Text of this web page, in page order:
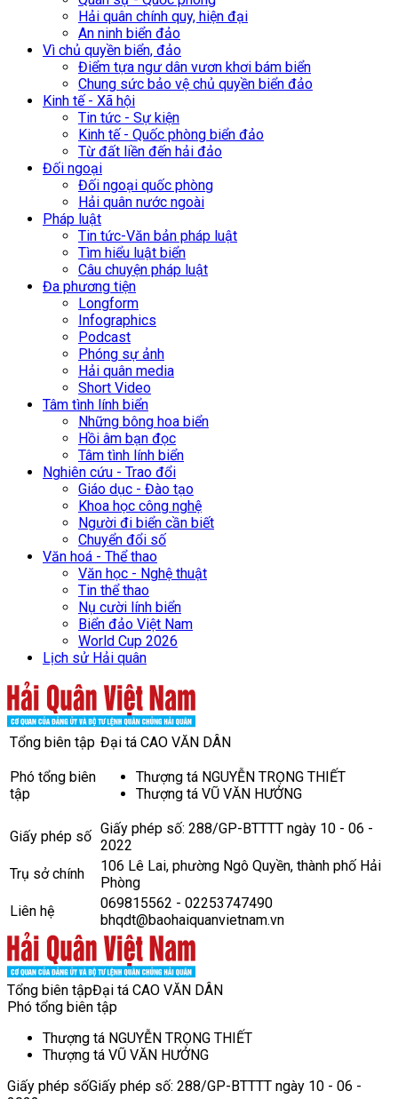
Hải quân chính quy, hiện đại
An ninh biển đảo
Vì chủ quyền biển, đảo
Điểm tựa ngư dân vươn khơi bám biển
Chung sức bảo vệ chủ quyền biển đảo
Kinh tế - Xã hội
Tin tức - Sự kiện
Kinh tế - Quốc phòng biển đảo
Từ đất liền đến hải đảo
Đối ngoại
Đối ngoại quốc phòng
Hải quân nước ngoài
Pháp luật
Tin tức-Văn bản pháp luật
Tìm hiểu luật biển
Câu chuyện pháp luật
Đa phương tiện
Longform
Infographics
Podcast
Phóng sự ảnh
Hải quân media
Short Video
Tâm tình lính biển
Những bông hoa biển
Hồi âm bạn đọc
Tâm tình lính biển
Nghiên cứu - Trao đổi
Giáo dục - Đào tạo
Khoa học công nghệ
Người đi biển cần biết
Chuyển đổi số
Văn hoá - Thể thao
Văn học - Nghệ thuật
Tin thể thao
Nụ cười lính biển
Biển đảo Việt Nam
World Cup 2026
Lịch sử Hải quân
Tổng biên tập Đại tá CAO VĂN DÂN
Phó tổng biên
tập
Thượng tá NGUYỄN TRỌNG THIẾT
Thượng tá VŨ VĂN HƯỞNG
Giấy phép số Giấy phép số: 288/GP-BTTTT ngày 10 - 06 -
2022
Trụ sở chính
106 Lê Lai, phường Ngô Quyền, thành phố Hải
Phòng
Liên hệ
069815562 - 02253747490
bhqdt@baohaiquanvietnam.vn
Tổng biên tậpĐại tá CAO VĂN DÂN
Phó tổng biên tập
Thượng tá NGUYỄN TRỌNG THIẾT
Thượng tá VŨ VĂN HƯỞNG
Giấy phép sốGiấy phép số: 288/GP-BTTTT ngày 10 - 06 -